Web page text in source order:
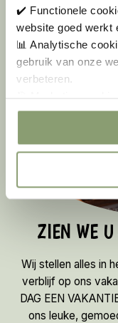
✔️ Functionele
website goed werkt
📊 Analytische
gebruik van onze
verbeteren.
aanbiedingen en
ZIEN WE
Wij stellen alles in
verblijf op ons
DAG EEN
ons leuke,